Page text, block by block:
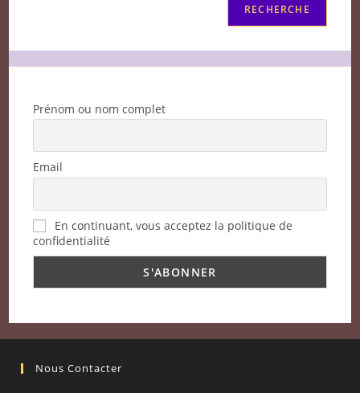
RECHERCHE
Prénom ou nom complet
Email
En continuant, vous acceptez la politique de
confidentialité
Nous Contacter